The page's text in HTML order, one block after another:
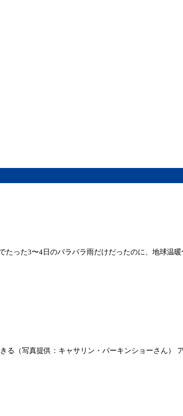
った3〜4日のパラパラ雨だけだったのに、地球温
る（写真提供：キャサリン・バーキンショーさん）